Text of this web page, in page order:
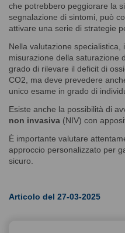
che potrebbero peggiorare la
segnalazione di sintomi, può
attivare una serie di strategie
Nella valutazione
misurazione della saturazione
grado di rilevare il deficit di
CO2, ma deve prevedere
unico esame in grado di
Esiste anche la possibilità di
non invasiva (NIV) con
È importante valutare
approccio personalizzato per
sicuro.
Articolo del 27-03-2025